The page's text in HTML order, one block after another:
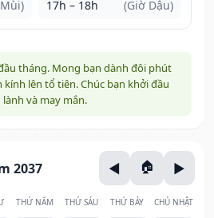
17h – 18h (Giờ Dậu)
tháng. Mong bạn dành đôi phút
lên tổ tiên. Chúc bạn khởi đầu
và may mắn.
2037
THỨ NĂM THỨ SÁU THỨ BẢY CHỦ NHẬT